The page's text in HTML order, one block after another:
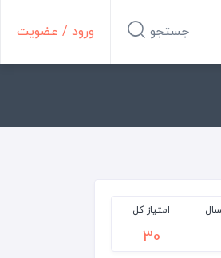
ورود / عضویت جستجو
امتیاز کل
30